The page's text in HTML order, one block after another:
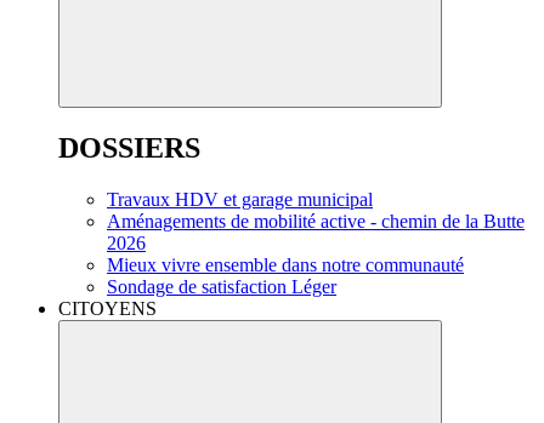
DOSSIERS
Travaux HDV et garage municipal
Aménagements de mobilité active - chemin de la Butte
2026
Mieux vivre ensemble dans notre communauté
Sondage de satisfaction Léger
CITOYENS